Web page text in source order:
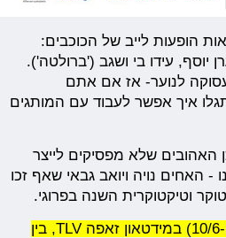
הופעות לייב של הכוכבים:
יוסף, עידו בי ושגב ('ברולטה').
לנוער- אז אם אתם
איך אפשר לעבוד עם המותגים
האהובים שלא מפסיקים לייצר
- האחים נויה ויואב גבאי שאף זכו
וטיקטוקרית השנה בפרוגי.
האירוע ייערך ב-10 ביוני (ה-10/6) במידטאון זאפה TLV, בין